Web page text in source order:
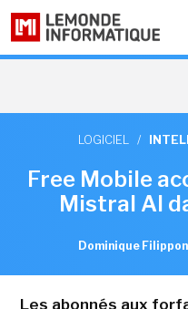
LOGICIEL /
Free Mobile
Mistral AI
Dominique
Les abonnés aux